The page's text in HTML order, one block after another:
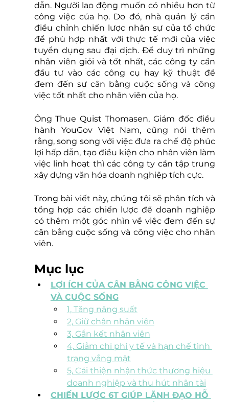
dẫn. Người lao động muốn có nhiều hơn từ
công việc của họ. Do đó, nhà quản lý cần
điều chỉnh chiến lược nhân sự của tổ chức
để phù hợp nhất với thực tế mới của việc
tuyển dụng sau đại dịch. Để duy trì những
nhân viên giỏi và tốt nhất, các công ty cần
đầu tư vào các công cụ hay kỹ thuật để
đem đến sự cân bằng cuộc sống và công
việc tốt nhất cho nhân viên của họ.
Ông Thue Quist Thomasen, Giám đốc điều
hành YouGov Việt Nam, cũng nói thêm
rằng, song song với việc đưa ra chế độ phúc
lợi hấp dẫn, tạo điều kiện cho nhân viên làm
việc linh hoạt thì các công ty cần tập trung
xây dựng văn hóa doanh nghiệp tích cực.
Trong bài viết này, chúng tôi sẽ phân tích và
tổng hợp các chiến lược để doanh nghiệp
có thêm một góc nhìn về việc đem đến sự
cân bằng cuộc sống và công việc cho nhân
viên.
Mục lục
LỢI ÍCH CỦA CÂN BẰNG CÔNG VIỆC
VÀ CUỘC SỐNG
1, Tăng năng suất
2, Giữ chân nhân viên
3, Gắn kết nhân viên
4, Giảm chi phí y tế và hạn chế tình
trạng vắng mặt
5, Cải thiện nhận thức thương hiệu
doanh nghiệp và thu hút nhân tài
CHIẾN LƯỢC 6T GIÚP LÃNH ĐẠO HỖ